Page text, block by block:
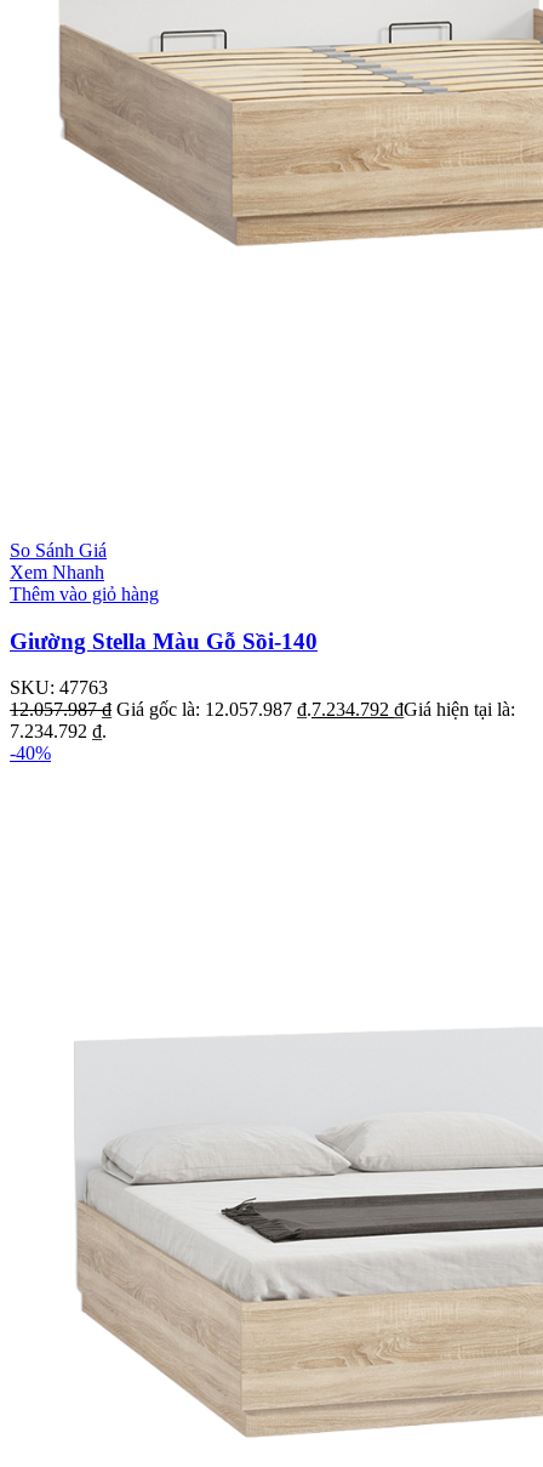
So Sánh Giá
Xem Nhanh
Thêm vào giỏ hàng
Giường Stella Màu Gỗ Sồi-140
SKU: 47763
12.057.987₫ Giá gốc là: 12.057.987 ₫.7.234.792 ₫Giá hiện tại là:
7.234.792 ₫.
-40%